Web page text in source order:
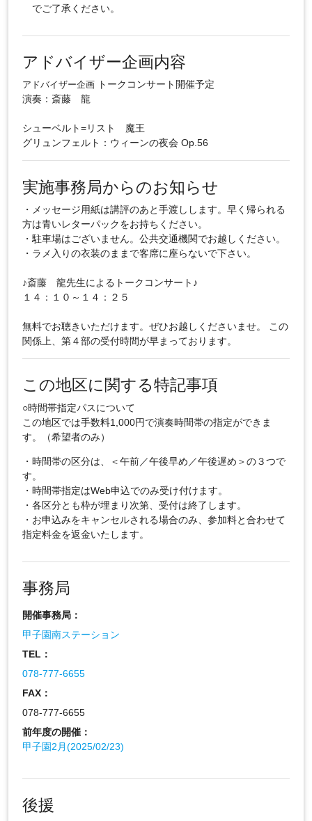
でご了承ください。
アドバイザー企画内容
アドバイザー企画トークコンサート開催予定
演奏：斎藤 龍
シューベルト=リスト 魔王
グリュンフェルト：ウィーンの夜会 Op.56
実施事務局からのお知らせ
・メッセージ用紙は講評のあと手渡しします。早く帰られる
方は青いレターパックをお持ちください。
・駐車場はございません。公共交通機関でお越しください。
・ラメ入りの衣装のままで客席に座らないで下さい。
♪斎藤 龍先生によるトークコンサート♪
１４：１０～１４：２５
無料でお聴きいただけます。ぜひお越しくださいませ。 この
関係上、第４部の受付時間が早まっております。
この地区に関する特記事項
○時間帯指定パスについて
この地区では手数料1,000円で演奏時間帯の指定ができま
す。（希望者のみ）
・時間帯の区分は、＜午前／午後早め／午後遅め＞の３つで
す。
・時間帯指定はWeb申込でのみ受け付けます。
・各区分とも枠が埋まり次第、受付は終了します。
・お申込みをキャンセルされる場合のみ、参加料と合わせて
指定料金を返金いたします。
事務局
開催事務局：
甲子園南ステーション
TEL：
078-777-6655
FAX：
078-777-6655
前年度の開催：
甲子園2月(2025/02/23)
後援